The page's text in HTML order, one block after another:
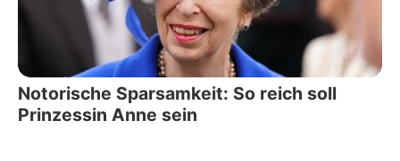
Notorische Sparsamkeit: So reich soll
Prinzessin Anne sein